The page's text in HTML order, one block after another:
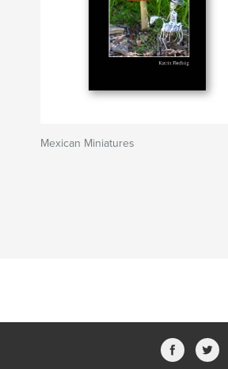
Mexican Miniatures